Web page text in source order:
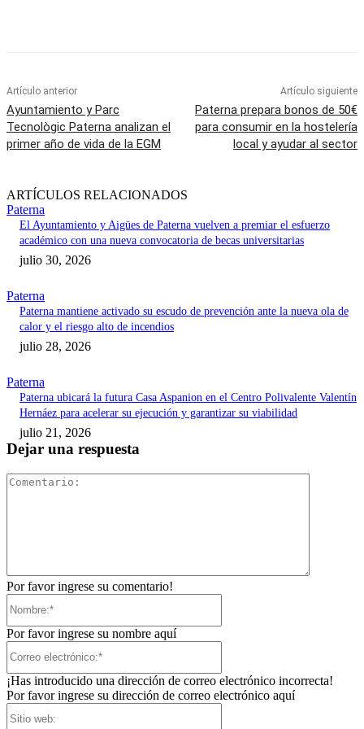
Artículo anterior
Ayuntamiento y Parc
Tecnològic Paterna analizan el
primer año de vida de la EGM
Artículo siguiente
Paterna prepara bonos de 50€
para consumir en la hostelería
local y ayudar al sector
ARTÍCULOS RELACIONADOS
Paterna
El Ayuntamiento y Aigües de Paterna vuelven a premiar el esfuerzo
académico con una nueva convocatoria de becas universitarias
julio 30, 2026
Paterna
Paterna mantiene activado su escudo de prevención ante la nueva ola de
calor y el riesgo alto de incendios
julio 28, 2026
Paterna
Paterna ubicará la futura Casa Aspanion en el Centro Polivalente Valentín
Hernáez para acelerar su ejecución y garantizar su viabilidad
julio 21, 2026
Dejar una respuesta
Por favor ingrese su comentario!
Por favor ingrese su nombre aquí
¡Has introducido una dirección de correo electrónico incorrecta!
Por favor ingrese su dirección de correo electrónico aquí